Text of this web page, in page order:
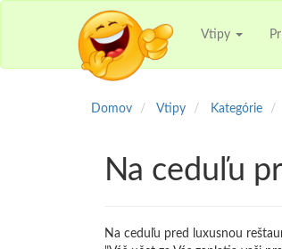
Vtipy
Domov Vtipy Kategórie
Na ceduľu
Na ceduľu pred luxusnou